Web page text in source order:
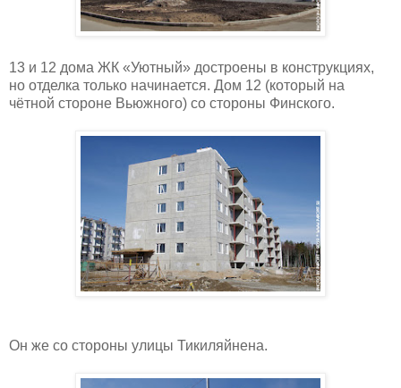
13 и 12 дома ЖК «Уютный» достроены в конструкциях,
но отделка только начинается. Дом 12 (который на
чётной стороне Вьюжного) со стороны Финского.
Он же со стороны улицы Тикиляйнена.